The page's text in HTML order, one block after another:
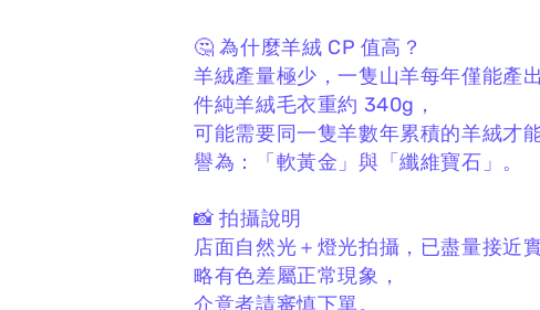
🤔 為什麼羊絨 CP 值高？
羊絨產量極少，一隻山羊每年僅能產
件純羊絨毛衣重約 340g，
可能需要同一隻羊數年累積的羊絨才能
譽為：
「軟黃金」與「纖維寶石」。
📸 拍攝說明
店面自然光＋燈光拍攝， 已盡量接近
略有色差屬正常現象，
介意者請審慎下單。